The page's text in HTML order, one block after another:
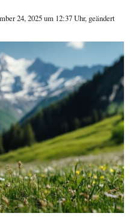
24, 2025um 12:37 Uhr, geändert